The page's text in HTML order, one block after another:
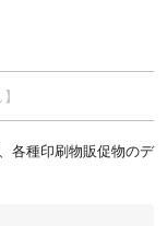
各種印刷物販促物のデ